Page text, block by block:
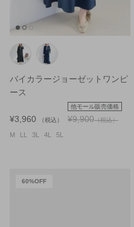
バイカラージョーゼットワンピ
ース
¥3,960 （税込）
他モール販売価格
¥9,900（税込）
M LL 3L 4L 5L
60%OFF